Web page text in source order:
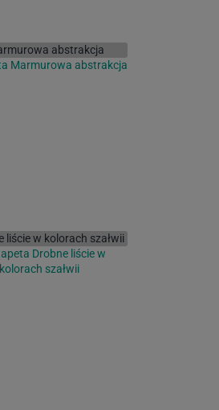
Marmurowa abstrakcja
Drobne liście w
kolorach szałwii